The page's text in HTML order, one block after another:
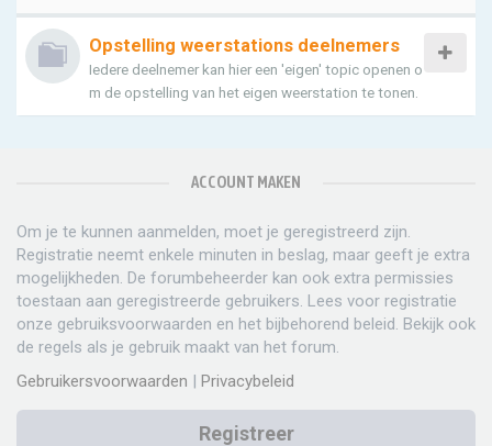
Opstelling weerstations deelnemers
Iedere deelnemer kan hier een 'eigen' topic openen o
m de opstelling van het eigen weerstation te tonen.
ACCOUNT MAKEN
Om je te kunnen aanmelden, moet je geregistreerd zijn.
Registratie neemt enkele minuten in beslag, maar geeft je extra
mogelijkheden. De forumbeheerder kan ook extra permissies
toestaan aan geregistreerde gebruikers. Lees voor registratie
onze gebruiksvoorwaarden en het bijbehorend beleid. Bekijk ook
de regels als je gebruik maakt van het forum.
Gebruikersvoorwaarden | Privacybeleid
Registreer